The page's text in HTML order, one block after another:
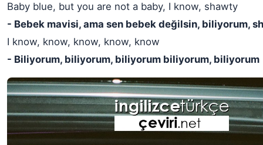
Baby blue, but you are not a baby, I know, shawty
- Bebek mavisi, ama sen bebek değilsin, biliyorum,
I know, know, know, know, know
- Biliyorum, biliyorum, biliyorum biliyorum, biliyorum